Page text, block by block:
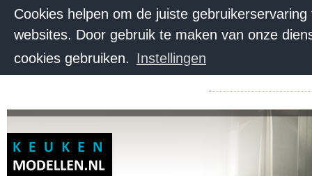
Cookies helpen om de juiste
websites. Door gebruik te maken van onze
cookies gebruiken. Instellingen